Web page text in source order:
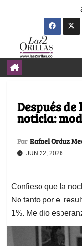
Después
noticia:
Por Rafael Orduz
JUN 22, 2026
Confieso que la
No tanto por el
1%. Me dio